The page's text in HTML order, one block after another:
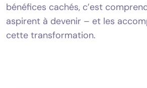
bénéfices cachés, c’est
aspirent à devenir – et les
cette transformation.